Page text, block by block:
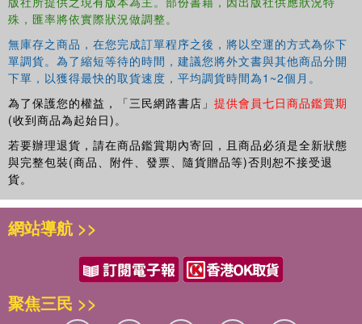
a new discussion of the #BlackLivesMatter movement.
Social Problemsgives social science students a new way
own communities.
殊，匯率將依實際狀況做調整。
無庫存之商品，在您完成訂單程序之後，將以空運的方式為你下
單調貨。為了縮短等待的時間，建議您將外文書與其他商品分開
下單，以獲得最快的取貨速度，平均調貨時間為1~2個月。
為了保護您的權益，「三民網路書店」 提供會員七日商品鑑賞期
(收到商品為起始日)。
若要辦理退貨，請在商品鑑賞期內寄回，且商品必須是全新狀態
與完整包裝(商品、附件、發票、隨貨贈品等)否則恕不接受退
貨。
網站導航 >>
聚焦三民 >>